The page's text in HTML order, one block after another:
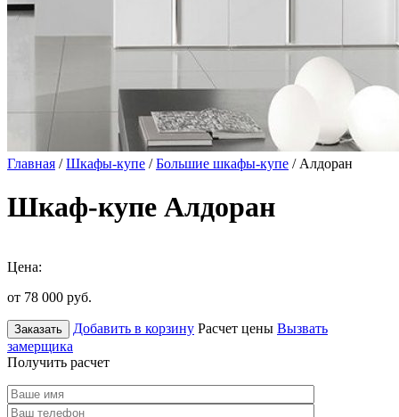
Главная /Шкафы-купе /Большие шкафы-купе / Алдоран
Шкаф-купе Алдоран
Цена:
от 78 000 руб.
Заказать Добавить в корзину Расчет цены Вызвать
замерщика
Получить расчет